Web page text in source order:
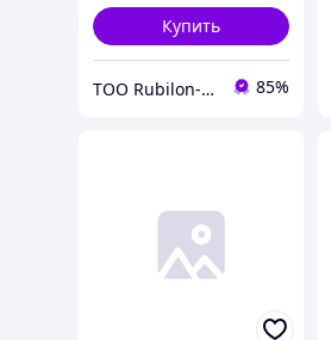
Купить
ТОО Rubilon-поставщик №1 85%